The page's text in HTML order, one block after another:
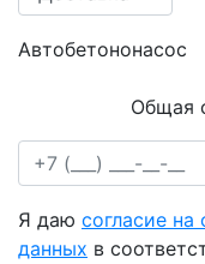
Автобетононасос
Общая
Я даю согласие
данных в